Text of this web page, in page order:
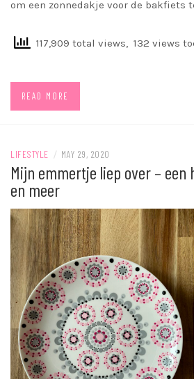
om een zonnedakje voor de bakfiets
117,909 total views, 132 views
READ MORE
LIFESTYLE / MAY 29, 2020
Mijn emmertje liep over – een
en meer